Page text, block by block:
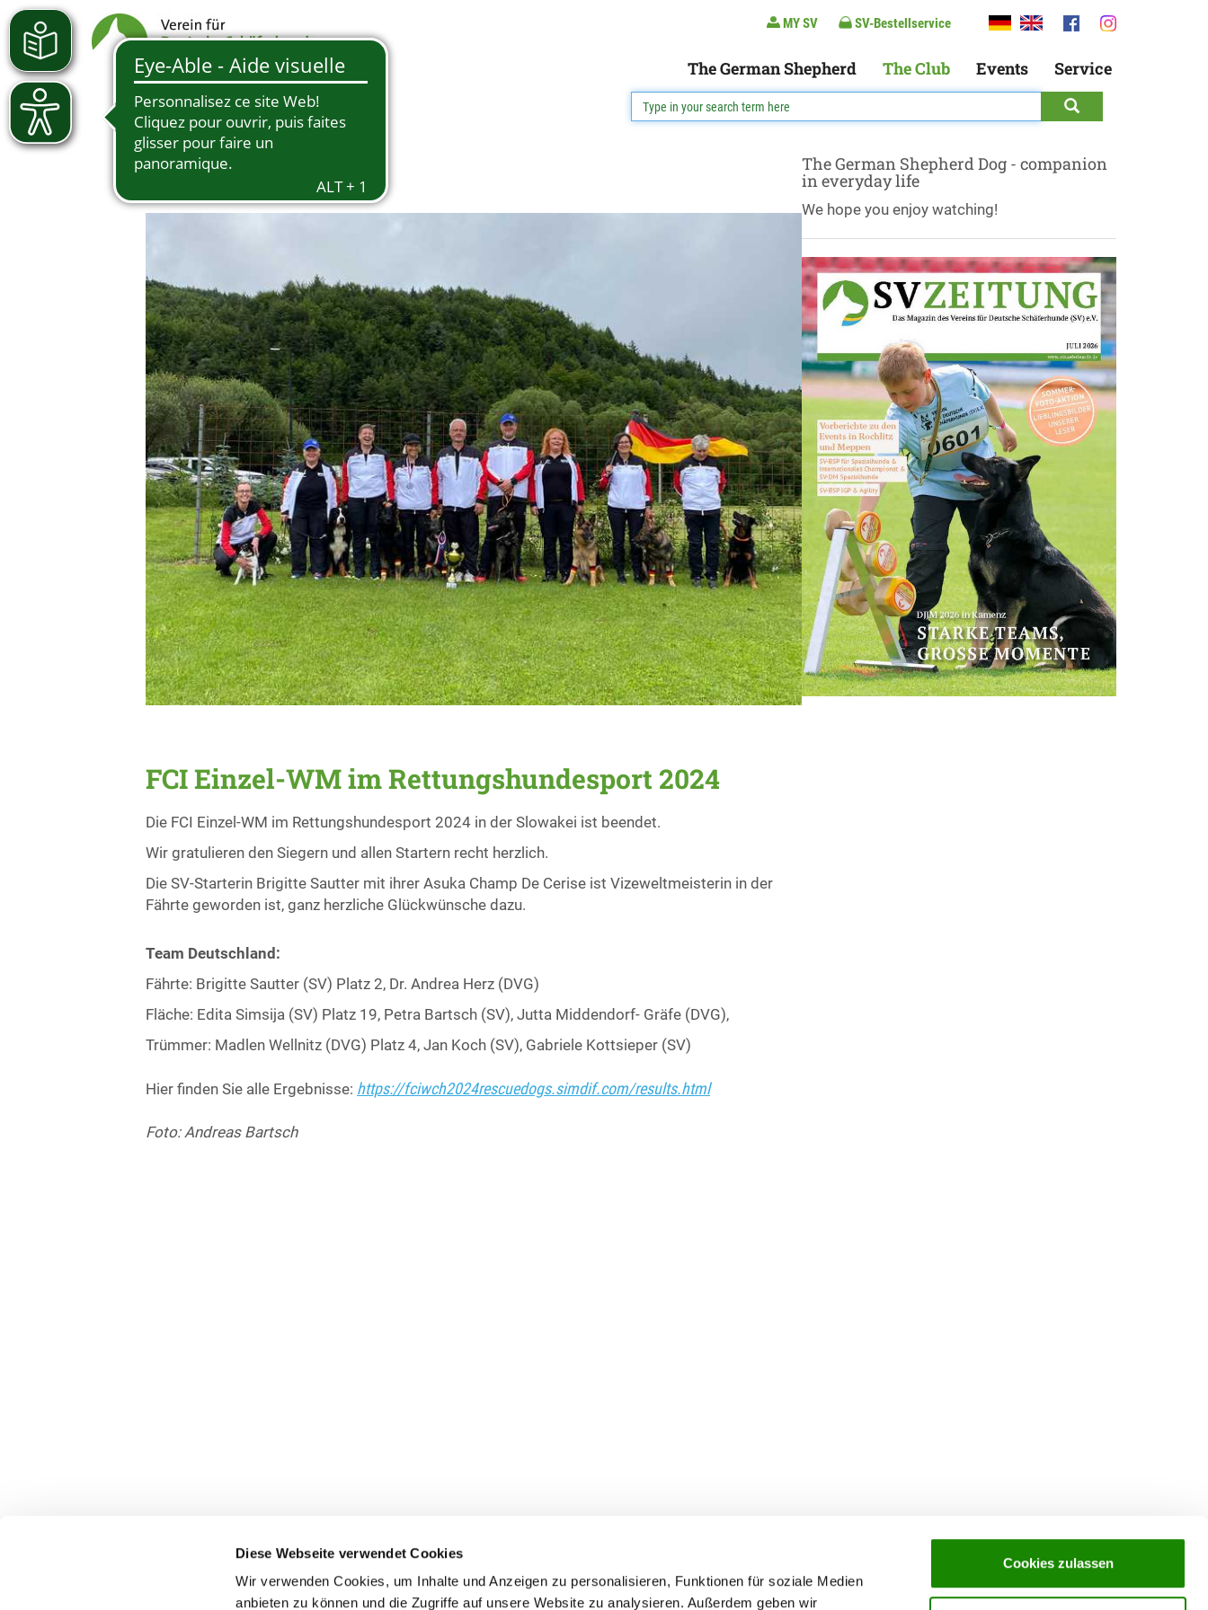
Diese Webseite verwendet Cookies
Wir verwenden Cookies, um Inhalte und Anzeigen zu personalisieren, Funktionen für soziale Medien
anbieten zu können und die Zugriffe auf unsere Website zu analysieren. Außerdem geben wir
Cookies zulassen
MY SV SV-Bestellservice
The German Shepherd The Club Events Service
FCI Einzel-WM im Rettungshundesport 2024
Die FCI Einzel-WM im Rettungshundesport 2024 in der Slowakei ist beendet.
Wir gratulieren den Siegern und allen Startern recht herzlich.
Die SV-Starterin Brigitte Sautter mit ihrer Asuka Champ De Cerise ist Vizeweltmeisterin in der
Fährte geworden ist, ganz herzliche Glückwünsche dazu.
Team Deutschland:
Fährte: Brigitte Sautter (SV) Platz 2, Dr. Andrea Herz (DVG)
Fläche: Edita Simsija (SV) Platz 19, Petra Bartsch (SV), Jutta Middendorf- Gräfe (DVG),
Trümmer: Madlen Wellnitz (DVG) Platz 4, Jan Koch (SV), Gabriele Kottsieper (SV)
Hier finden Sie alle Ergebnisse: https://fciwch2024rescuedogs.simdif.com/results.html
Foto: Andreas Bartsch
The German Shepherd Dog - companion
in everyday life
We hope you enjoy watching!